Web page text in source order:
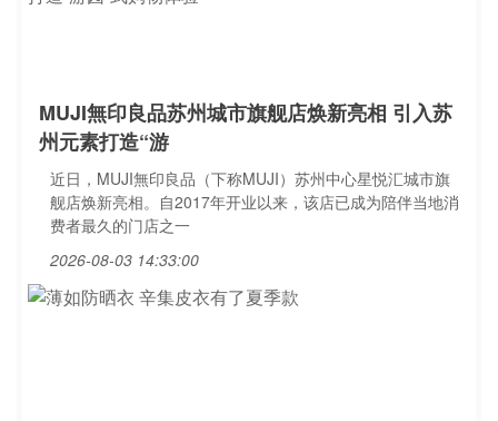
MUJI無印良品苏州城市旗舰店焕新亮相 引入苏
州元素打造“游
近日，MUJI無印良品（下称MUJI）苏州中心星悦汇城市旗
舰店焕新亮相。自2017年开业以来，该店已成为陪伴当地消
费者最久的门店之一
2026-08-03 14:33:00